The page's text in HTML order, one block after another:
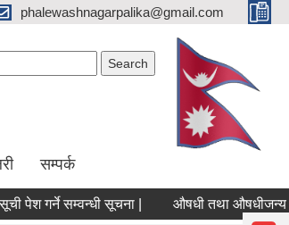
phalewashnagarpalika@gmail.com
सम्पर्क
पेश गर्ने सम्वन्धी सूचना | औषधी तथा औषधीजन्य